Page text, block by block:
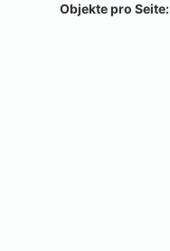
Objekte pro Seite: